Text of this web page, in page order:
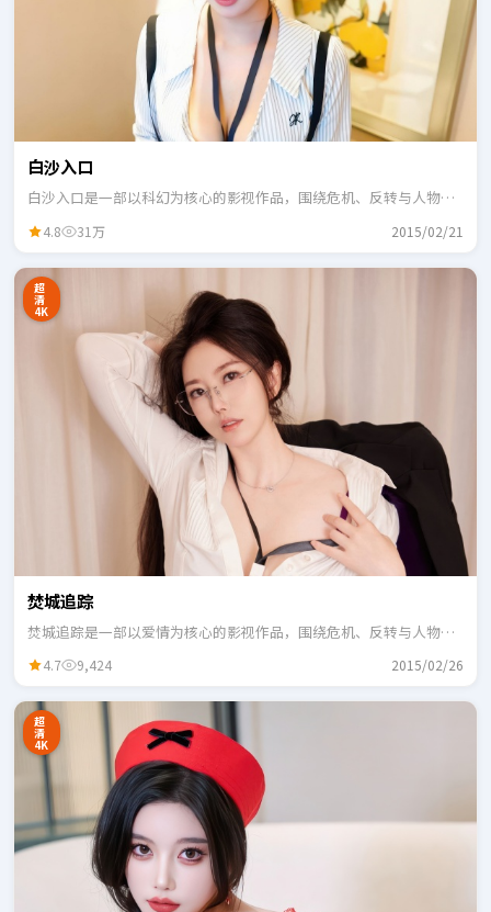
白沙入口
白沙入口是一部以科幻为核心的影视作品，围绕危机、反转与人物成
4.8 31万 2015/02/21
超
清
4K
焚城追踪
焚城追踪是一部以爱情为核心的影视作品，围绕危机、反转与人物成
4.7 9,424 2015/02/26
超
清
4K